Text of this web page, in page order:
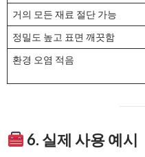
거의 모든 재료 절단 가능
정밀도 높고 표면 깨끗함
환경 오염 적음
6. 실제 사용 예시